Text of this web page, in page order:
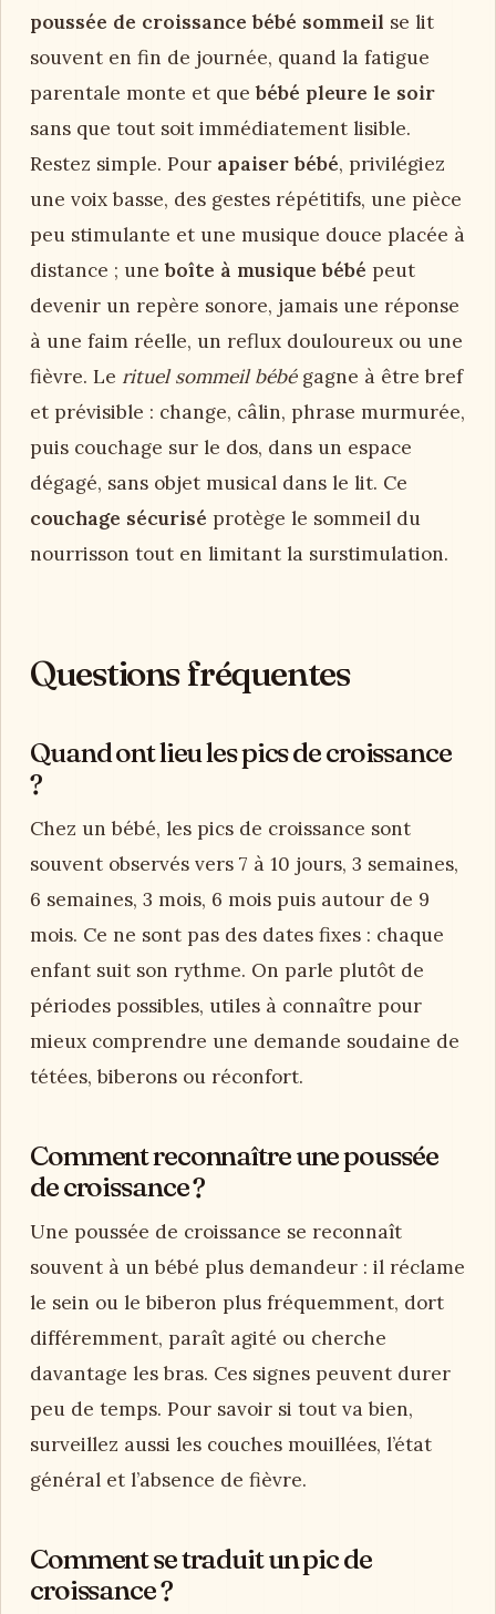
poussée de croissance bébé sommeil se lit
souvent en fin de journée, quand la fatigue
parentale monte et quebébé pleure le soir
sans que tout soit immédiatement lisible.
Restez simple. Pour apaiser bébé, privilégiez
une voix basse, des gestes répétitifs, une pièce
peu stimulante et une musique douce placée à
distance ; uneboîte à musique bébé peut
devenir un repère sonore, jamais une réponse
à une faim réelle, un reflux douloureux ou une
fièvre. Le rituel sommeil bébégagne à être bref
et prévisible : change, câlin, phrase murmurée,
puis couchage sur le dos, dans un espace
dégagé, sans objet musical dans le lit. Ce
couchage sécurisé protège le sommeil du
nourrisson tout en limitant la surstimulation.
Questions fréquentes
Quand ont lieu les pics de croissance
?
Chez un bébé, les pics de croissance sont
souvent observés vers 7 à 10 jours, 3 semaines,
6 semaines, 3 mois, 6 mois puis autour de 9
mois. Ce ne sont pas des dates fixes : chaque
enfant suit son rythme. On parle plutôt de
périodes possibles, utiles à connaître pour
mieux comprendre une demande soudaine de
tétées, biberons ou réconfort.
Comment reconnaître une poussée
de croissance ?
Une poussée de croissance se reconnaît
souvent à un bébé plus demandeur : il réclame
le sein ou le biberon plus fréquemment, dort
différemment, paraît agité ou cherche
davantage les bras. Ces signes peuvent durer
peu de temps. Pour savoir si tout va bien,
surveillez aussi les couches mouillées, l’état
général et l’absence de fièvre.
Comment se traduit un pic de
croissance ?